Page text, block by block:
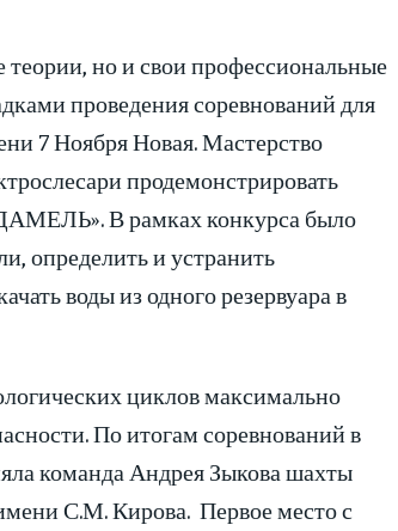
теории, но и свои профессиональные
проведения соревнований для
7 Ноября Новая. Мастерство
продемонстрировать
В рамках конкурса было
определить и устранить
воды из одного резервуара в
циклов максимально
По итогам соревнований в
команда Андрея Зыкова шахты
С.М. Кирова. Первое место с